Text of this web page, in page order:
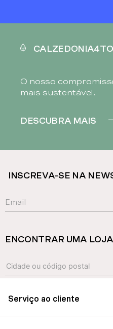
O nosso
mais sustentável.
DESCUBRA MAIS
INSCREVA-SE NA
ENCONTRAR UMA LOJA
Serviço ao cliente